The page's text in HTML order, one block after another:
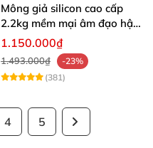
Mông giả silicon cao cấp
2.2kg mềm mại âm đạo hậu
môn khít
1.150.000₫
1.493.000₫
-23%
(381)
4 5